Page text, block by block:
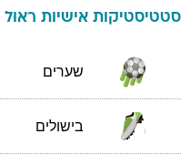
סטטיסטיקות אישיות ראול
שערים
בישולים